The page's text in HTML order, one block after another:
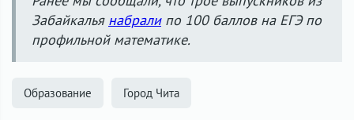
Забайкалья набралипо 100 баллов на ЕГЭ по
профильной математике.
Образование Город Чита